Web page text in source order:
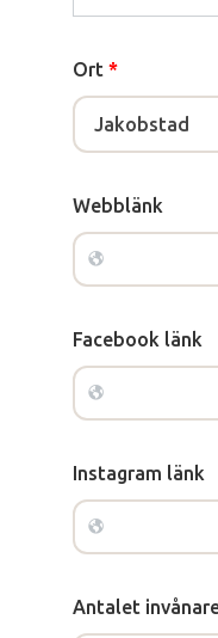
Ort *
Jakobstad
Webblänk
Facebook länk
Instagram länk
Antalet